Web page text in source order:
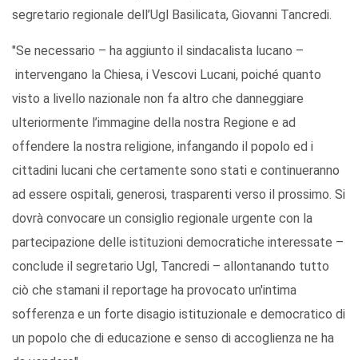
segretario regionale dell’Ugl Basilicata, Giovanni Tancredi.
"Se necessario – ha aggiunto il sindacalista lucano –
intervengano la Chiesa, i Vescovi Lucani, poiché quanto
visto a livello nazionale non fa altro che danneggiare
ulteriormente l’immagine della nostra Regione e ad
offendere la nostra religione, infangando il popolo ed i
cittadini lucani che certamente sono stati e continueranno
ad essere ospitali, generosi, trasparenti verso il prossimo. Si
dovrà convocare un consiglio regionale urgente con la
partecipazione delle istituzioni democratiche interessate –
conclude il segretario Ugl, Tancredi – allontanando tutto
ciò che stamani il reportage ha provocato un'intima
sofferenza e un forte disagio istituzionale e democratico di
un popolo che di educazione e senso di accoglienza ne ha